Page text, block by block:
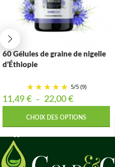
60 Gélules de graine de nigelle
d’Éthiopie
5/5 (9)
11,49 € – 22,00 €
CHOIX DES OPTIONS